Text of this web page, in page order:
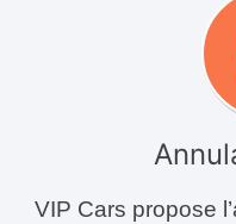
VIP Cars propose